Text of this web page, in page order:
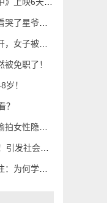
免职了！
！
？